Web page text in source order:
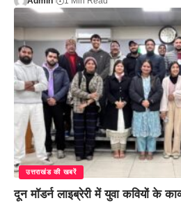
उत्तराखंड की खबरें
दून मॉडर्न लाइब्रेरी में युवा कवियों के